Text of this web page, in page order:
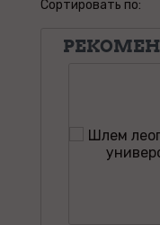
Сортировать по: